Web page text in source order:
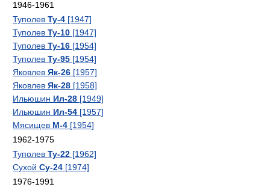
1946-1961
Туполев Ту-4 [1947]
Туполев Ту-10 [1947]
Туполев Ту-16 [1954]
Туполев Ту-95 [1954]
Яковлев Як-26 [1957]
Яковлев Як-28 [1958]
Ильюшин Ил-28 [1949]
Ильюшин Ил-54 [1957]
Мясищев М-4 [1954]
1962-1975
Туполев Ту-22 [1962]
Сухой Су-24 [1974]
1976-1991